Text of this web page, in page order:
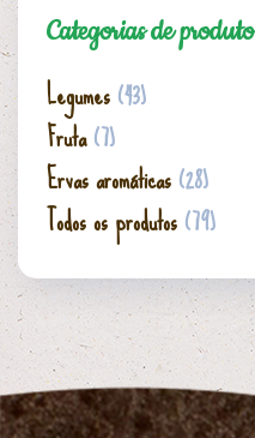
Categorias de produto
Legumes(43)
Fruta(7)
Ervas aromáticas(28)
Todos os produtos(79)